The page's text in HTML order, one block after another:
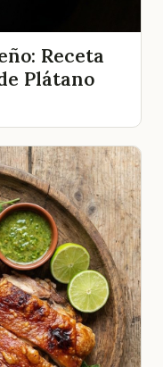
Receta
Plátano